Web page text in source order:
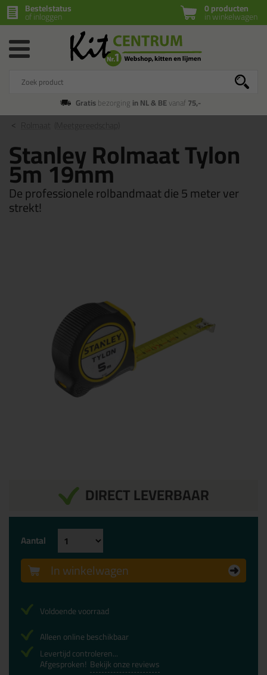
0 producten
in winkelwagen
Bestelstatus
of inloggen
Gratisbezorging in NL & BEvanaf75,-
Stanley Rolmaat Tylon
5m 19mm
De professionele rolbandmaat die 5 meter ver
strekt!
DIRECT LEVERBAAR
Aantal
In winkelwagen
Voldoende voorraad
Alleen online beschikbaar
Levertijd controleren...
Afgesproken! Bekijk onze reviews